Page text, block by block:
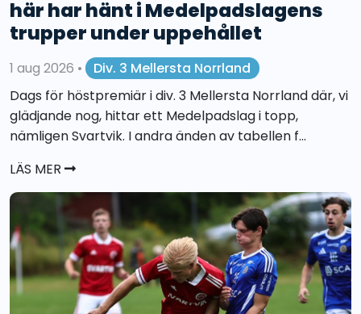
här har hänt i Medelpadslagens
trupper under uppehållet
1 aug 2026 •
Div. 3 Mellersta Norrland
Dags för höstpremiär i div. 3 Mellersta Norrland där, vi
glädjande nog, hittar ett Medelpadslag i topp,
nämligen Svartvik. I andra änden av tabellen f...
LÄS MER